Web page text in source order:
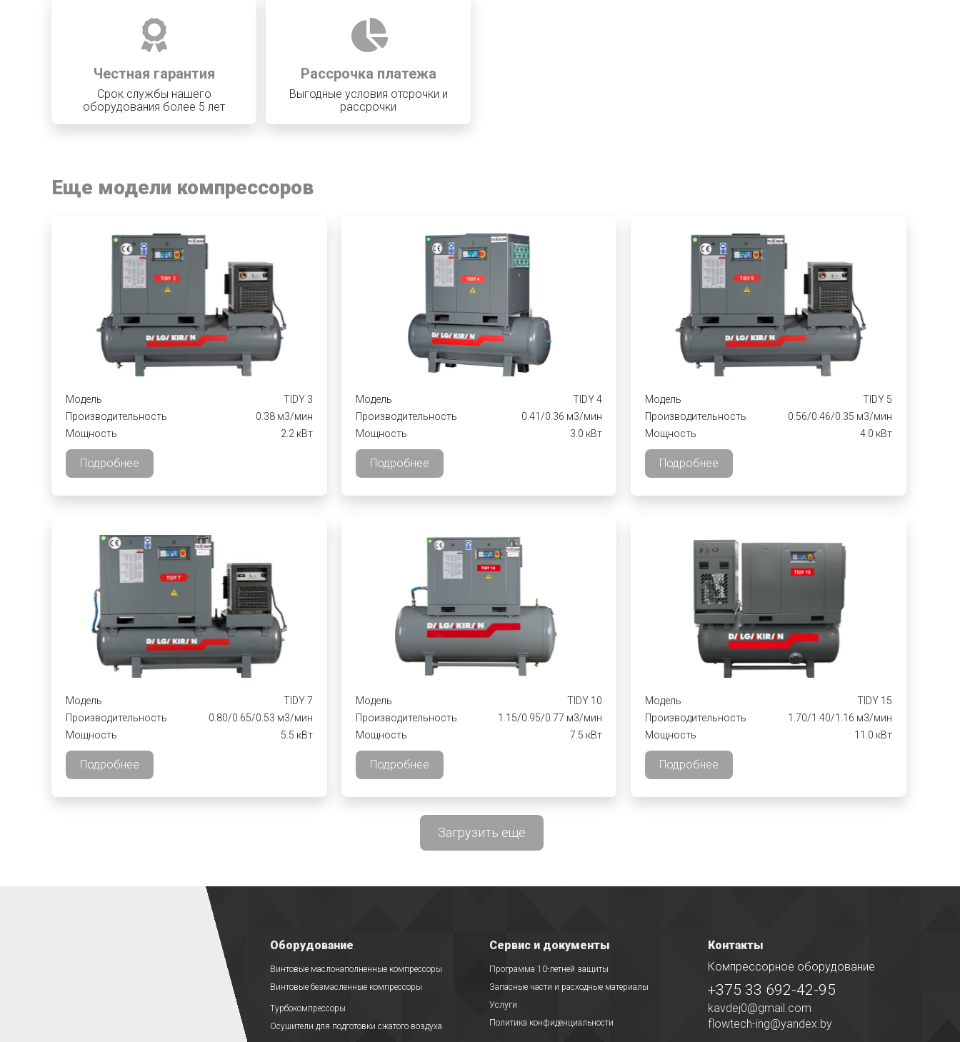
Честная гарантия
Срок службы нашего
оборудования более 5 лет
Рассрочка платежа
Выгодные условия отсрочки и
рассрочки
Еще модели компрессоров
Модель
TIDY 3
Производительность
0.38 м3/мин
Мощность
2.2 кВт
Подробнее
Модель
TIDY 4
Производительность
0.41/0.36 м3/мин
Мощность
3.0 кВт
Подробнее
Модель
TIDY 5
Производительность
0.56/0.46/0.35 м3/мин
Мощность
4.0 кВт
Подробнее
Модель
TIDY 7
Производительность
0.80/0.65/0.53 м3/мин
Мощность
5.5 кВт
Подробнее
Модель
TIDY 10
Производительность
1.15/0.95/0.77 м3/мин
Мощность
7.5 кВт
Подробнее
Модель
TIDY 15
Производительность
1.70/1.40/1.16 м3/мин
Мощность
11.0 кВт
Подробнее
Загрузить ещё
Оборудование
Винтовые маслонаполненные компрессоры
Винтовые безмасленные компрессоры
Турбокомпрессоры
Осушители для подготовки сжатого воздуха
Сервис и документы
Программа 10-летней защиты
Запасные части и расходные материалы
Услуги
Политика конфиденциальности
Контакты
Компрессорное оборудование
+375 33 692-42-95
kavdej0@gmail.com
flowtech-ing@yandex.by